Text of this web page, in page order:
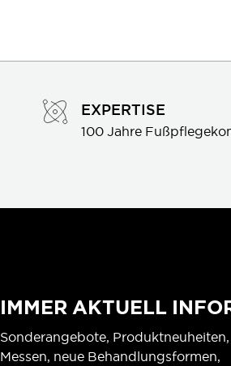
EXPERTISE
100 Jahre
IMMER AKTUELL
Sonderangebote, Produktneuheiten,
Messen, neue Behandlungsformen,